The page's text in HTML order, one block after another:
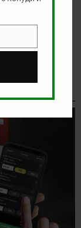
ние ќе го
[…]